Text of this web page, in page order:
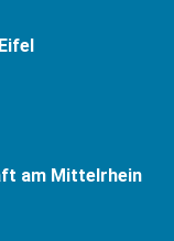
am Mittelrhein